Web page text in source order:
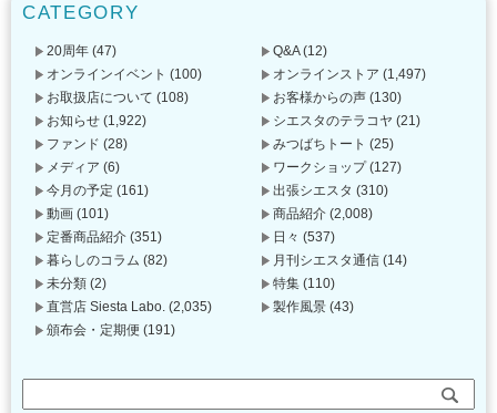
CATEGORY
20周年 (47) Q&A(12)
オンラインイベント (100) オンラインストア (1,497)
お取扱店について (108) お客様からの声 (130)
お知らせ (1,922) シエスタのテラコヤ (21)
ファンド (28) みつばちトート (25)
メディア (6) ワークショップ(127)
今月の予定 (161) 出張シエスタ (310)
動画 (101) 商品紹介 (2,008)
定番商品紹介 (351) 日々 (537)
暮らしのコラム (82) 月刊シエスタ通信 (14)
未分類 (2) 特集 (110)
直営店 Siesta Labo. (2,035) 製作風景 (43)
頒布会・定期便 (191)